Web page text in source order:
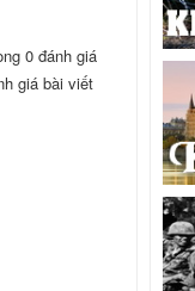
0 đánh giá
giá bài viết